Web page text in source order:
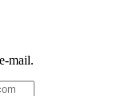
mail.